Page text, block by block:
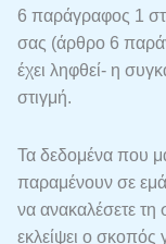
6 παράγραφος 1
σας (άρθρο 6
έχει ληφθεί- η
στιγμή.
Τα δεδομένα που
παραμένουν σε
να ανακαλέσετε
εκλείψει ο